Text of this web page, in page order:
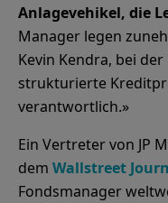
Anlagevehikel, die
Manager legen
Kevin Kendra, bei
strukturierte
verantwortlich.»
Ein Vertreter von JP
dem Wallstreet
Fondsmanager